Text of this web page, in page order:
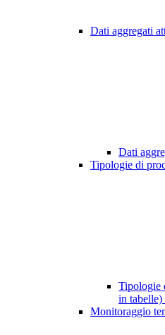
Dati aggregati
Dati
Tipologie di
Tipologie
in tabelle)
Monitoraggio